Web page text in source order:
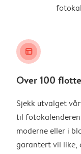
layout_alt
Over 100
Sjekk utvalget
til
moderne eller i
garantert vil like,